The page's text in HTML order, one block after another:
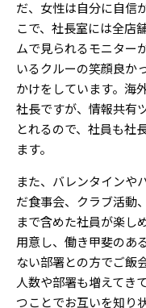
だ、女性は自分に自信
こで、社長室には全店
ムで見られるモニター
いるクルーの笑顔良か
かけをしています。海
社長ですが、情報共有
とれるので、社員も社
ます。
また、バレンタインや
だ食事会、クラブ活動
まで含めた社員が楽し
用意し、働き甲斐のあ
ない部署との方でご飯
人数や部署も増えてき
つことでお互いを知り